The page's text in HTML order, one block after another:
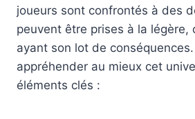
joueurs sont confrontés à des
peuvent être prises à la légère,
ayant son lot de
appréhender au mieux cet
éléments clés :